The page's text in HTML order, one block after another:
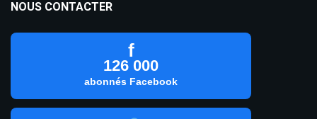
NOUS CONTACTER
f
126 000
abonnés Facebook